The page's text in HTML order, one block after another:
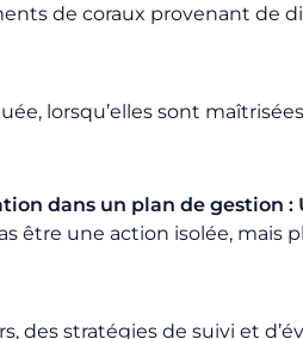
de coraux provenant de
lorsqu’elles sont
dans un plan de gestion :
être une action isolée,
des stratégies de suivi et